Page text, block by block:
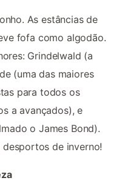
As estâncias de
fofa como algodão.
Grindelwald (a
(uma das maiores
para todos os
a avançados), e
o James Bond).
de inverno!